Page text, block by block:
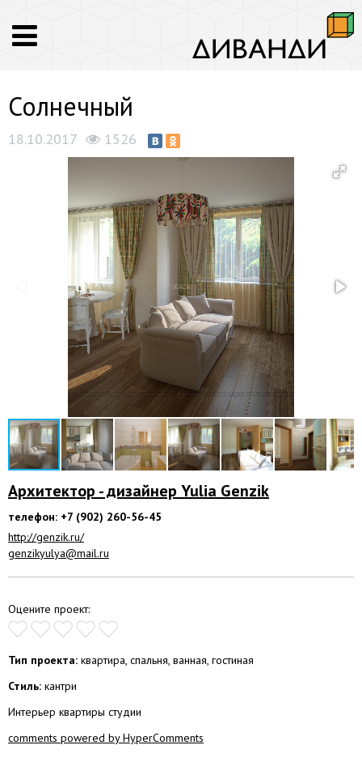
Солнечный
18.10.2017 1526
Архитектор - дизайнер Yulia Genzik
телефон: +7 (902) 260-56-45
http://genzik.ru/
genzikyulya@mail.ru
Оцените проект:
Тип проекта: квартира, спальня, ванная, гостиная
Стиль: кантри
Интерьер квартиры студии
comments powered by HyperComments